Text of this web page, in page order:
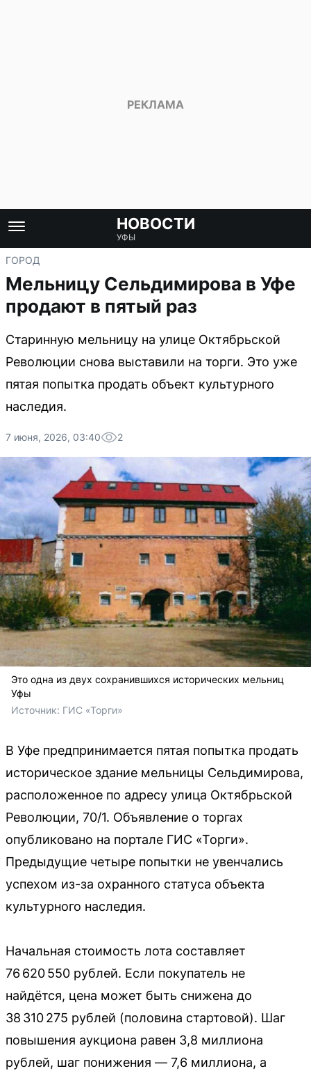
НОВОСТИ
УФЫ
ГОРОД
Мельницу Сельдимирова в Уфе
продают в пятый раз
Старинную мельницу на улице Октябрьской
Революции снова выставили на торги. Это уже
пятая попытка продать объект культурного
наследия.
7 июня, 2026, 03:40 2
Это одна из двух сохранившихся исторических мельниц
Уфы
Источник: ГИС «Торги»
В Уфе предпринимается пятая попытка продать
историческое здание мельницы Сельдимирова,
расположенное по адресу улица Октябрьской
Революции, 70/1. Объявление о торгах
опубликовано на портале ГИС «Торги».
Предыдущие четыре попытки не увенчались
успехом из-за охранного статуса объекта
культурного наследия.
Начальная стоимость лота составляет
76 620 550 рублей. Если покупатель не
найдётся, цена может быть снижена до
38 310 275 рублей (половина стартовой). Шаг
повышения аукциона равен 3,8 миллиона
рублей, шаг понижения — 7,6 миллиона, а